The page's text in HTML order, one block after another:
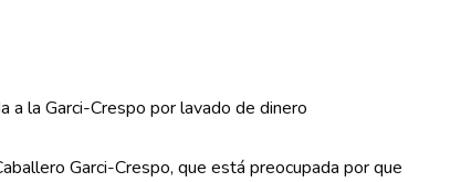
a la Garci-Crespo por lavado de dinero
Garci-Crespo, que está preocupada por que